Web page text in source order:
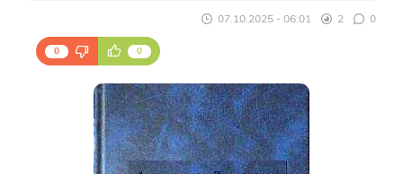
07.10.2025 - 06:01 2 0
0 0